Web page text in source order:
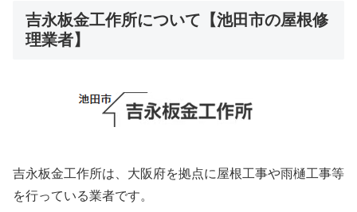
吉永板金工作所について【池田市の屋根修
理業者】
吉永板金工作所は、大阪府を拠点に屋根工事や雨樋工事等
を行っている業者です。